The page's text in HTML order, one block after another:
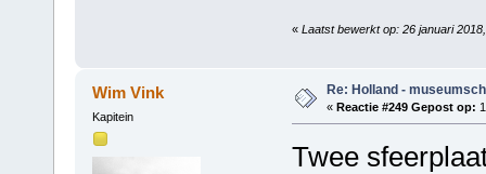
« Laatst bewerkt op: 26 januari
Wim Vink
Kapitein
Re: Holland -
« Reactie #249 Gepost op:
Twee